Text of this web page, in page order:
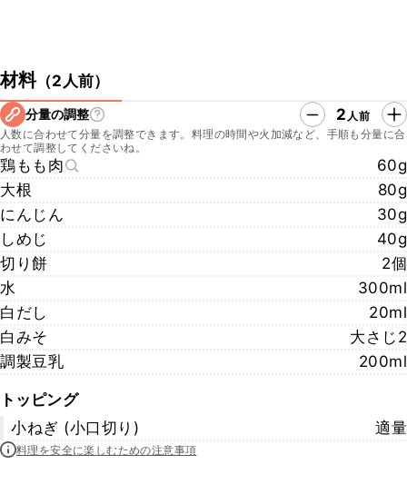
材料（2人前）
分量の調整 2 人前
人数に合わせて分量を調整できます。料理の時間や火加減など、手順も分量に合
わせて調整してくださいね。
鶏もも肉
60g
大根
80g
にんじん
30g
しめじ
40g
切り餅
2個
水
300ml
白だし
20ml
白みそ
大さじ2
調製豆乳
200ml
トッピング
小ねぎ (小口切り)
適量
料理を安全に楽しむための注意事項